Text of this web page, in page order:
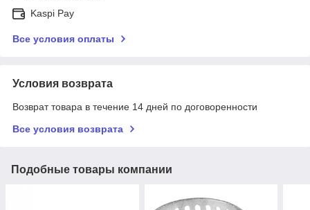
Kaspi Pay
Все условия оплаты
Условия возврата
Возврат товара в течение 14 дней по договоренности
Все условия возврата
Подобные товары компании